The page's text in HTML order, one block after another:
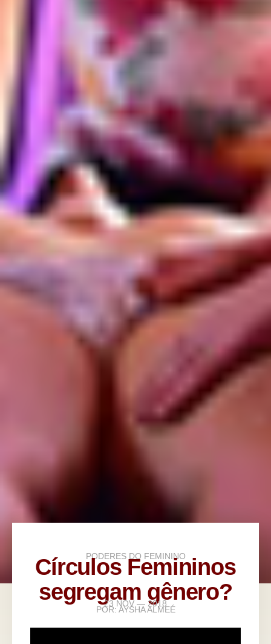
PODERES DO FEMININO
Círculos Femininos
segregam gênero?
23 NOV — 2018
POR:AYSHA ALMEÉ